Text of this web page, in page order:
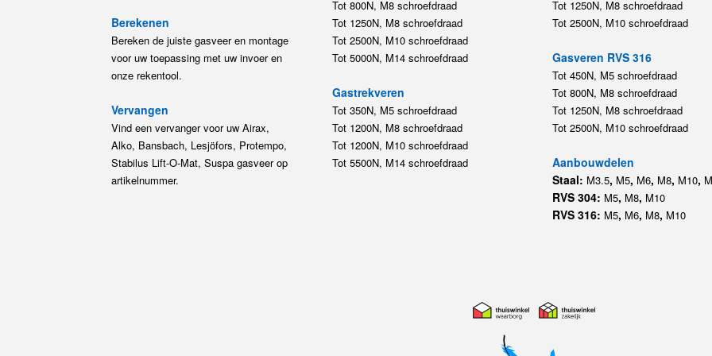
Berekenen
Bereken de juiste gasveer en montage
voor uw toepassing met uw invoer en
onze rekentool.
Vervangen
Vind een vervanger voor uw Airax,
Alko, Bansbach, Lesjöfors, Protempo,
Stabilus Lift-O-Mat, Suspa gasveer op
artikelnummer.
Tot 800N, M8 schroefdraad
Tot 1250N, M8 schroefdraad
Tot 2500N, M10 schroefdraad
Tot 5000N, M14 schroefdraad
Gastrekveren
Tot 350N, M5 schroefdraad
Tot 1200N, M8 schroefdraad
Tot 1200N, M10 schroefdraad
Tot 5500N, M14 schroefdraad
Tot 1250N, M8 schroefdraad
Tot 2500N, M10 schroefdraad
Gasveren RVS 316
Tot 450N, M5 schroefdraad
Tot 800N, M8 schroefdraad
Tot 1250N, M8 schroefdraad
Tot 2500N, M10 schroefdraad
Aanbouwdelen
Staal: M3.5, M5, M6, M8, M10,
RVS 304: M5, M8, M10
RVS 316: M5, M6, M8, M10